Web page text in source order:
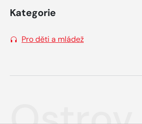
Kategorie
Pro děti a mládež